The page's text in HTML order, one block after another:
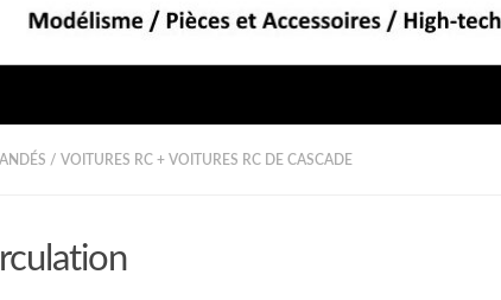
/ VOITURES RC + VOITURES RC DE CASCADE